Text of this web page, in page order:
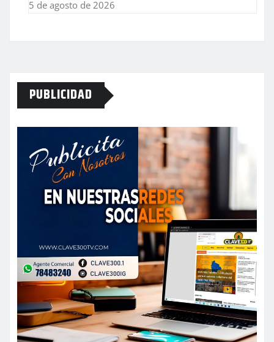
5 de agosto de 2026
PUBLICIDAD